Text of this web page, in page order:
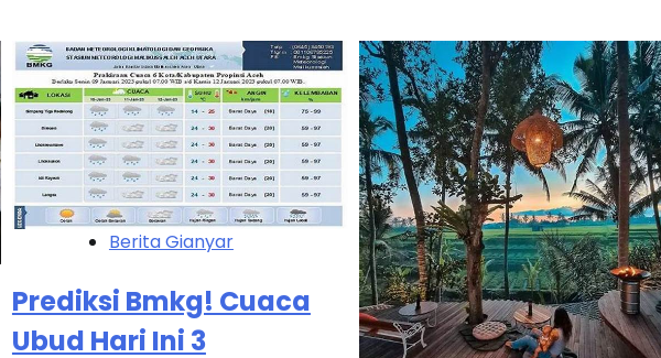
Berita Gianyar
Prediksi Bmkg! Cuaca
Ubud Hari Ini 3